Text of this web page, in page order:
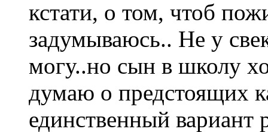
кстати, о том, чтоб
задумываюсь.. Не у
могу..но сын в школу
думаю о предстоящих
единственный вариант